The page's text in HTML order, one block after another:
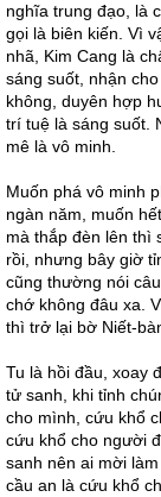
nghĩa trung đạo, là
gọi là biên kiến. Vì
nhã, Kim Cang là
sáng suốt, nhận
không, duyên hợp
trí tuệ là sáng suốt.
mê là vô minh.
Muốn phá vô minh
ngàn năm, muốn
mà thắp đèn lên thì
rồi, nhưng bây giờ
cũng thường nói
chớ không đâu xa.
thì trở lại bờ Niết-
Tu là hồi đầu, xoay
tử sanh, khi tỉnh
cho mình, cứu khổ
cứu khổ cho người
sanh nên ai mời
cầu an là cứu khổ